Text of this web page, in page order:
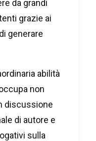
da grandi
grazie ai
generare
abilità
non
discussione
di autore e
sulla